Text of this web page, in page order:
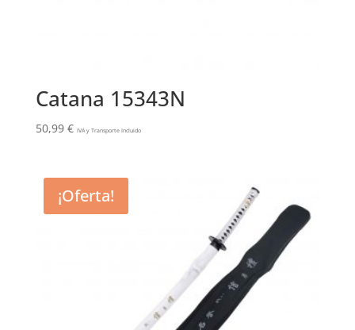
Catana 15343N
50,99 € IVA y Transporte Incluido
¡Oferta!